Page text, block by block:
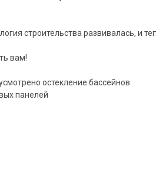
строительства развивалась, и
вам!
остекление бассейнов.
панелей